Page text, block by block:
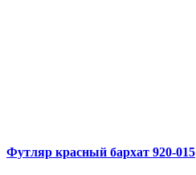
Футляр красный бархат 920‑015